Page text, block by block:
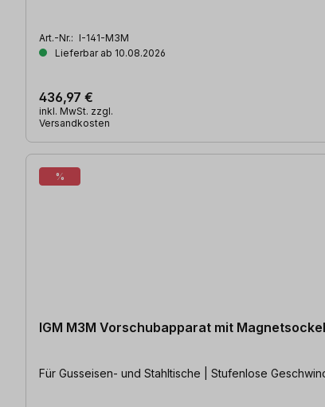
Art.-Nr.: I-141-M3M
Lieferbar ab 10.08.2026
436,97 €
inkl. MwSt. zzgl.
Versandkosten
%
IGM M3M Vorschubapparat mit Magnetsockel
Für Gusseisen- und Stahltische | Stufenlose